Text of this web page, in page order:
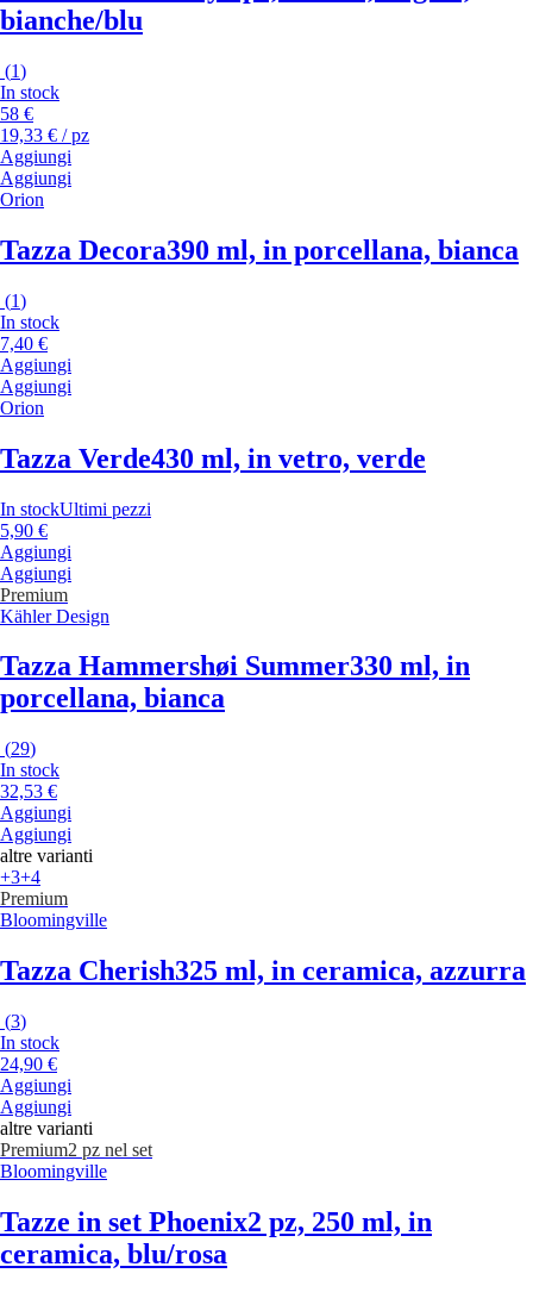
bianche/blu
(1)
In stock
58 €
19,33 € / pz
Aggiungi
Aggiungi
Orion
Tazza Decora390 ml, in porcellana, bianca
(1)
In stock
7,40 €
Aggiungi
Aggiungi
Orion
Tazza Verde430 ml, in vetro, verde
In stockUltimi pezzi
5,90 €
Aggiungi
Aggiungi
Premium
Kähler Design
Tazza Hammershøi Summer330 ml, in
porcellana, bianca
(29)
In stock
32,53 €
Aggiungi
Aggiungi
altre varianti
+3+4
Premium
Bloomingville
Tazza Cherish325 ml, in ceramica, azzurra
(3)
In stock
24,90 €
Aggiungi
Aggiungi
altre varianti
Premium2 pz nel set
Bloomingville
Tazze in set Phoenix2 pz, 250 ml, in
ceramica, blu/rosa